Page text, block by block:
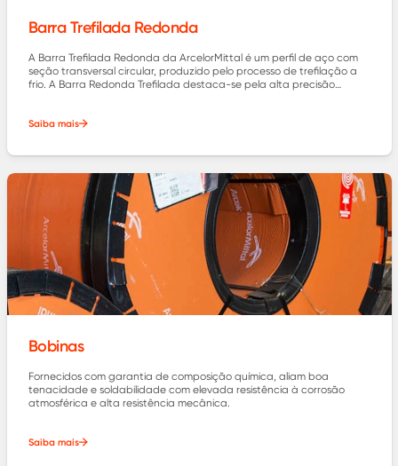
Barra Trefilada Redonda
A Barra Trefilada Redonda da ArcelorMittal é um perfil de aço com
seção transversal circular, produzido pelo processo de trefilação a
frio. A Barra Redonda Trefilada destaca-se pela alta precisão
Saiba mais
Bobinas
Fornecidos com garantia de composição química, aliam boa
tenacidade e soldabilidade com elevada resistência à corrosão
atmosférica e alta resistência mecânica.
Saiba mais